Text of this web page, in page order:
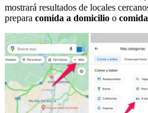
mostrará resultados de locales
prepara comida a domicilio o